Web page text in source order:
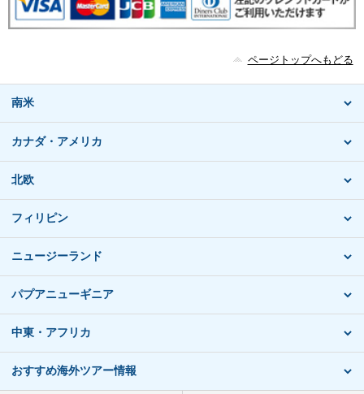
ページトップへもどる
南米
カナダ・アメリカ
北欧
フィリピン
ニュージーランド
パプアニューギニア
中東・アフリカ
おすすめ海外ツアー情報